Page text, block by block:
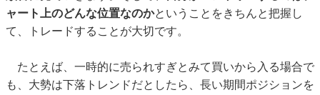
ャート上のどんな位置なのかということをきちんと把握し
て、トレードすることが大切です。
たとえば、一時的に売られすぎとみて買いから入る場合で
も、大勢は下落トレンドだとしたら、長い期間ポジションを